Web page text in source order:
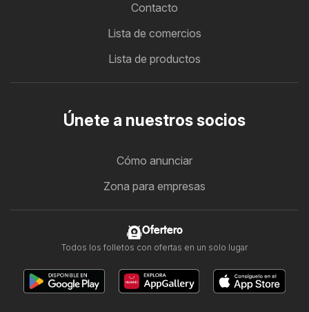
Contacto
Lista de comercios
Lista de productos
Únete a nuestros socios
Cómo anunciar
Zona para empresas
Ofertero
Todos los folletos con ofertas en un solo lugar